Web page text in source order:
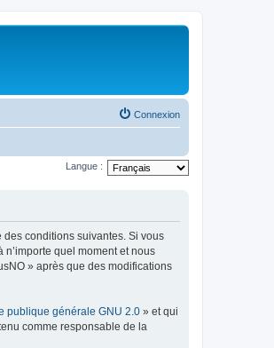
Connexion
Langue :
des conditions suivantes. Si vous
quel moment et nous
» après que des modifications
publique générale GNU 2.0 » et qui
comme responsable de la